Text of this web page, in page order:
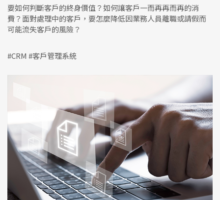
要如何判斷客戶的終身價值？如何讓客戶一而再再而再的消
費？面對處理中的客戶，要怎麼降低因業務人員離職或請假而
可能流失客戶的風險？
#CRM #客戶管理系統